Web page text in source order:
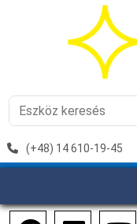
(+48) 14 610-19-45